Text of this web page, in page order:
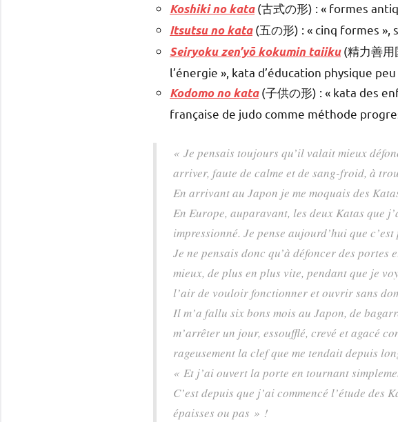
Koshiki no kata(古式の形) : « formes
Itsutsu no kata(五の形) : « cinq formes »,
Seiryoku zen’yō kokumin taiiku(精力善用
l’énergie », kata d’éducation physique
Kodomo no kata(子供の形) : « kata des
française de judo comme méthode
« Je pensais toujours qu’il valait mieux
arriver, faute de calme et de sang-froid, à
En arrivant au Japon je me moquais des
En Europe, auparavant, les deux Katas que
impressionné. Je pense aujourd’hui que
Je ne pensais donc qu’à défoncer des
mieux, de plus en plus vite, pendant que je
l’air de vouloir fonctionner et ouvrir sans
Il m’a fallu six bons mois au Japon, de
m’arrêter un jour, essoufflé, crevé et agacé
rageusement la clef que me tendait depuis
« Et j’ai ouvert la porte en tournant
C’est depuis que j’ai commencé l’étude des
épaisses ou pas » !